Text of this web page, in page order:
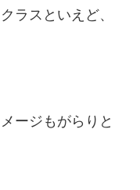
ラスといえど、
ージもがらりと